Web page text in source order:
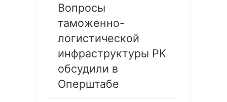
Вопросы
таможенно-
логистической
инфраструктуры РК
обсудили в
Оперштабе